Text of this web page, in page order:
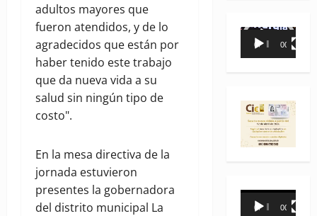
adultos mayores que
fueron atendidos, y de lo
agradecidos que están por
haber tenido este trabajo
que da nueva vida a su
salud sin ningún tipo de
costo".
En la mesa directiva de la
jornada estuvieron
presentes la gobernadora
del distrito municipal La
Reproductor
00:00 00:35
Reproductor
00:00 00:31